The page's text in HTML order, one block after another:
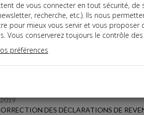
dernières dépêches
DES DÉCLARATIONS DE
de vous connecter en tout sécurité, de
recherche, etc.). Ils nous
pour mieux vous servir et vous proposer
Vous conserverez toujours le contrôle
préférences